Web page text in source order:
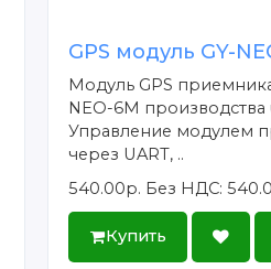
GPS модуль GY-
Модуль GPS
NEO-6M производства
Управление модулем
через UART, ..
540.00р. Без НДС:
Купить